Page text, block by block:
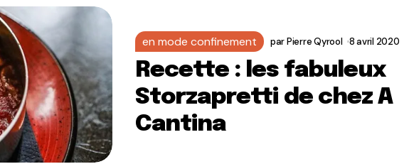
en mode confinement parPierre Qyrool 8 avril 2020
Recette : les fabuleux
Storzapretti de chez A
Cantina